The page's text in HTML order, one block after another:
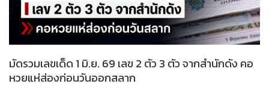
มัดรวมเลขเด็ด 1 มิ.ย. 69 เลข 2 ตัว 3 ตัว จากสำนักดัง คอ
หวยแห่ส่องก่อนวันออกสลาก